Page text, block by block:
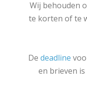
Wij behouden
te korten of te
De deadline
en brieven is